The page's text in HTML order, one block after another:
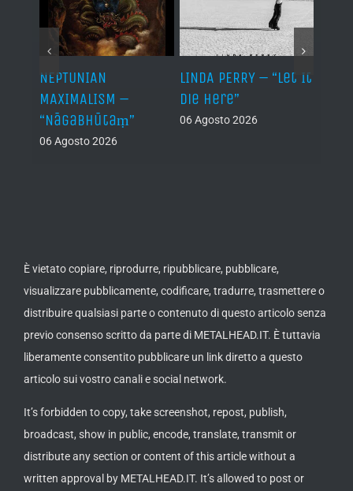
NEPTUNIAN
MAXIMALISM –
“Nāgabhūtaṃ”
06 Agosto 2026
LINDA PERRY – “Let It
Die Here”
06 Agosto 2026
È vietato copiare, riprodurre, ripubblicare, pubblicare,
visualizzare pubblicamente, codificare, tradurre, trasmettere o
distribuire qualsiasi parte o contenuto di questo articolo senza
previo consenso scritto da parte di METALHEAD.IT. È tuttavia
liberamente consentito pubblicare un link diretto a questo
articolo sui vostro canali e social network.
It’s forbidden to copy, take screenshot, repost, publish,
broadcast, show in public, encode, translate, transmit or
distribute any section or content of this article without a
written approval by METALHEAD.IT. It’s allowed to post or